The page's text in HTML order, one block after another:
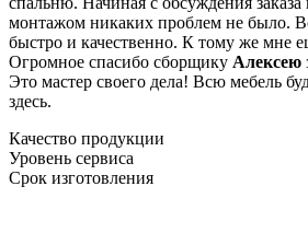
монтажом никаких проблем не было.
быстро и качественно. К тому же мне
Огромное спасибо сборщику Алексею
Это мастер своего дела! Всю мебель
здесь.
Качество продукции
Уровень сервиса
Срок изготовления